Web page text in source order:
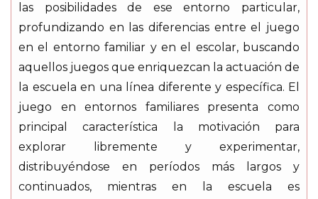
las posibilidades de ese entorno particular,
profundizando en las diferencias entre el juego
en el entorno familiar y en el escolar, buscando
aquellos juegos que enriquezcan la actuación de
la escuela en una línea diferente y específica. El
juego en entornos familiares presenta como
principal característica la motivación para
explorar libremente y experimentar,
distribuyéndose en períodos más largos y
continuados, mientras en la escuela es